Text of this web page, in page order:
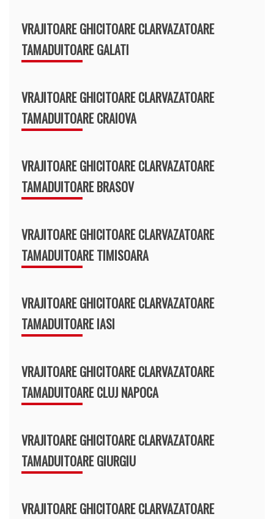
VRAJITOARE GHICITOARE CLARVAZATOARE
TAMADUITOARE GALATI
VRAJITOARE GHICITOARE CLARVAZATOARE
TAMADUITOARE CRAIOVA
VRAJITOARE GHICITOARE CLARVAZATOARE
TAMADUITOARE BRASOV
VRAJITOARE GHICITOARE CLARVAZATOARE
TAMADUITOARE TIMISOARA
VRAJITOARE GHICITOARE CLARVAZATOARE
TAMADUITOARE IASI
VRAJITOARE GHICITOARE CLARVAZATOARE
TAMADUITOARE CLUJ NAPOCA
VRAJITOARE GHICITOARE CLARVAZATOARE
TAMADUITOARE GIURGIU
VRAJITOARE GHICITOARE CLARVAZATOARE